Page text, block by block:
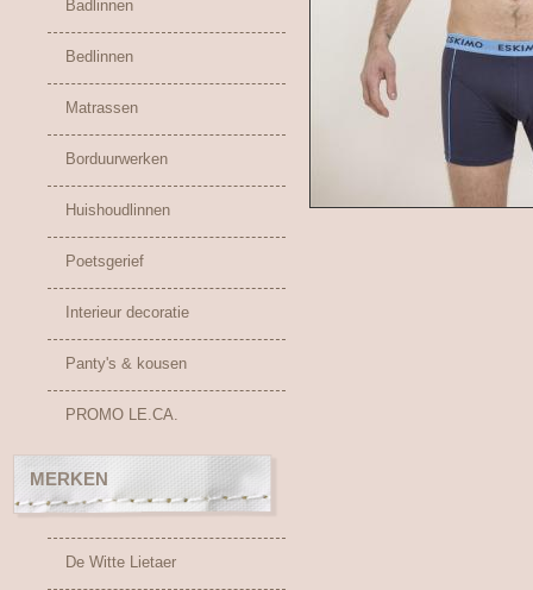
Badlinnen
Bedlinnen
Matrassen
Borduurwerken
Huishoudlinnen
Poetsgerief
Interieur decoratie
Panty's & kousen
PROMO LE.CA.
MERKEN
De Witte Lietaer